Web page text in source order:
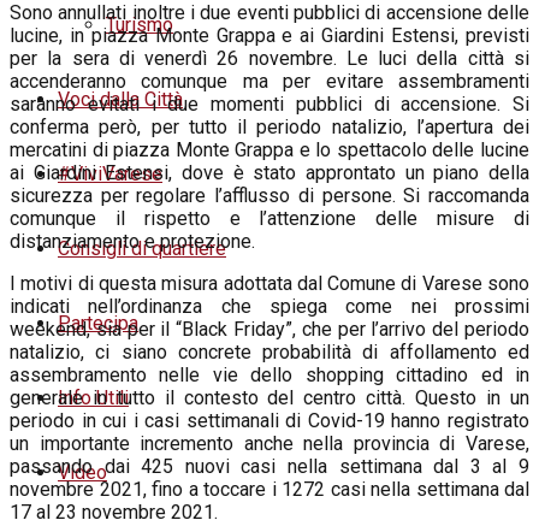
Turismo
Voci dalla Città
#ViviVarese
Consigli di quartiere
Partecipa
Info Utili
Video
Sono annullati inoltre i due eventi pubblici di accensione delle
lucine, in piazza Monte Grappa e ai Giardini Estensi, previsti
per la sera di venerdì 26 novembre. Le luci della città si
accenderanno comunque ma per evitare assembramenti
saranno evitati i due momenti pubblici di accensione. Si
conferma però, per tutto il periodo natalizio, l’apertura dei
mercatini di piazza Monte Grappa e lo spettacolo delle lucine
ai Giardini Estensi, dove è stato approntato un piano della
sicurezza per regolare l’afflusso di persone. Si raccomanda
comunque il rispetto e l’attenzione delle misure di
distanziamento e protezione.
I motivi di questa misura adottata dal Comune di Varese sono
indicati nell’ordinanza che spiega come nei prossimi
weekend, sia per il “Black Friday”, che per l’arrivo del periodo
natalizio, ci siano concrete probabilità di affollamento ed
assembramento nelle vie dello shopping cittadino ed in
generale in tutto il contesto del centro città. Questo in un
periodo in cui i casi settimanali di Covid-19 hanno registrato
un importante incremento anche nella provincia di Varese,
passando dai 425 nuovi casi nella settimana dal 3 al 9
novembre 2021, fino a toccare i 1272 casi nella settimana dal
17 al 23 novembre 2021.